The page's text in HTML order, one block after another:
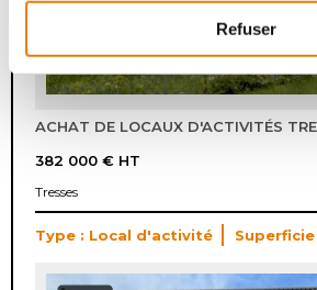
Refuser
ACHAT DE LOCAUX D'ACTIVITÉS
382 000 € HT
Tresses
Type : Local d'activité Superficie